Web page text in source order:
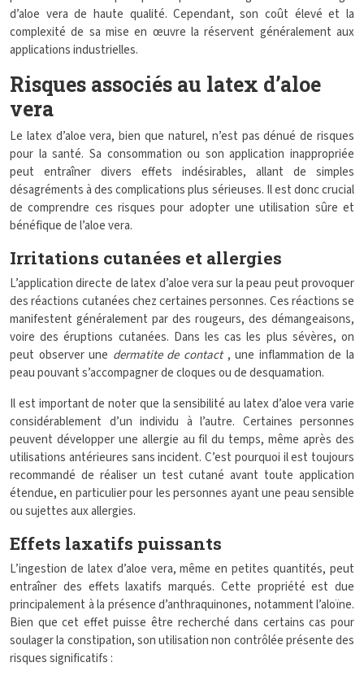
d’aloe vera de haute qualité. Cependant, son coût élevé et la
complexité de sa mise en œuvre la réservent généralement aux
applications industrielles.
Risques associés au latex d’aloe
vera
Le latex d’aloe vera, bien que naturel, n’est pas dénué de risques
pour la santé. Sa consommation ou son application inappropriée
peut entraîner divers effets indésirables, allant de simples
désagréments à des complications plus sérieuses. Il est donc crucial
de comprendre ces risques pour adopter une utilisation sûre et
bénéfique de l’aloe vera.
Irritations cutanées et allergies
L’application directe de latex d’aloe vera sur la peau peut provoquer
des réactions cutanées chez certaines personnes. Ces réactions se
manifestent généralement par des rougeurs, des démangeaisons,
voire des éruptions cutanées. Dans les cas les plus sévères, on
peut observer une dermatite de contact , une inflammation de la
peau pouvant s’accompagner de cloques ou de desquamation.
Il est important de noter que la sensibilité au latex d’aloe vera varie
considérablement d’un individu à l’autre. Certaines personnes
peuvent développer une allergie au fil du temps, même après des
utilisations antérieures sans incident. C’est pourquoi il est toujours
recommandé de réaliser un test cutané avant toute application
étendue, en particulier pour les personnes ayant une peau sensible
ou sujettes aux allergies.
Effets laxatifs puissants
L’ingestion de latex d’aloe vera, même en petites quantités, peut
entraîner des effets laxatifs marqués. Cette propriété est due
principalement à la présence d’anthraquinones, notamment l’aloïne.
Bien que cet effet puisse être recherché dans certains cas pour
soulager la constipation, son utilisation non contrôlée présente des
risques significatifs :